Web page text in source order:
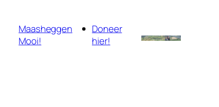
inhoud
Maasheggen
Mooi!
Doneer
hier!